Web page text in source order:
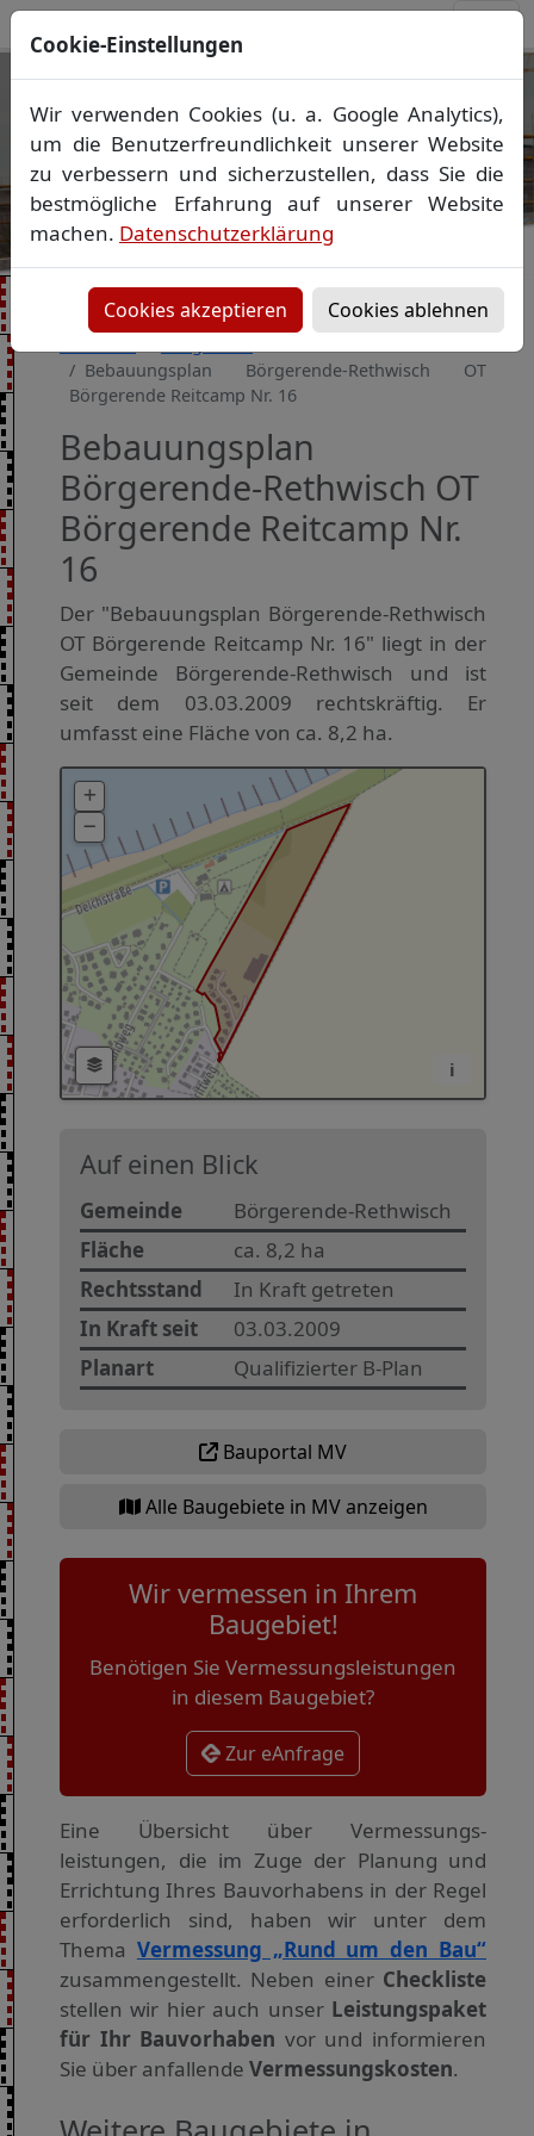
Ihr Vermessungsbüro in
Mecklenburg-Vorpommern
Wir vermessen Ihr Grundstück
Lageplan Absteckung▪Bauvermessung ▪
Gebäudeeinmessung
Grenzfeststellung▪Amtliche Auskünfte und
Vorheriges Bild
Bebauungsplan Börgerende-Rethwisch OT
Börgerende Reitcamp Nr. 16
Bebauungsplan
Börgerende-Rethwisch OT
Börgerende Reitcamp Nr.
16
Der "Bebauungsplan Börgerende-Rethwisch
OT Börgerende Reitcamp Nr. 16" liegt in der
Gemeinde Börgerende-Rethwisch und ist
seit dem 03.03.2009 rechtskräftig. Er
umfasst eine Fläche von ca. 8,2 ha.
i
Auf einen Blick
Gemeinde
Börgerende-Rethwisch
Fläche
ca. 8,2 ha
Rechtsstand
In Kraft getreten
In Kraft seit
03.03.2009
Planart
Qualifizierter B-Plan
Bauportal MV
Alle Baugebiete in MV anzeigen
Wir vermessen in Ihrem
Baugebiet!
Benötigen Sie Vermessungsleistungen
in diesem Baugebiet?
Zur eAnfrage
Eine Übersicht über Vermessungs­
leistungen, die im Zuge der Planung und
Errichtung Ihres Bauvorhabens in der Regel
erforderlich sind, haben wir unter dem
Thema Vermessung „Rund um den Bau“
zusammengestellt. Neben einer Checkliste
stellen wir hier auch unser Leistungspaket
für Ihr Bauvorhaben vor und informieren
Sie über anfallende Vermessungskosten.
Cookie-Einstellungen
Wir verwenden Cookies (u. a. Google Analytics),
um die Benutzerfreundlichkeit unserer Website
zu verbessern und sicherzustellen, dass Sie die
bestmögliche Erfahrung auf unserer Website
machen. Datenschutzerklärung
Cookies akzeptieren Cookies ablehnen